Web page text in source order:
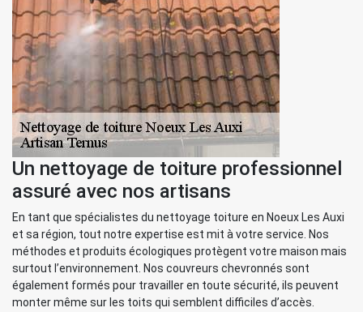
Un nettoyage de toiture professionnel
assuré avec nos artisans
En tant que spécialistes du nettoyage toiture en Noeux Les Auxi
et sa région, tout notre expertise est mit à votre service. Nos
méthodes et produits écologiques protègent votre maison mais
surtout l’environnement. Nos couvreurs chevronnés sont
également formés pour travailler en toute sécurité, ils peuvent
monter même sur les toits qui semblent difficiles d’accès.